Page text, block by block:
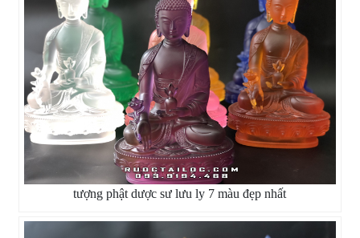
tượng phật dược sư lưu ly 7 màu đẹp nhất